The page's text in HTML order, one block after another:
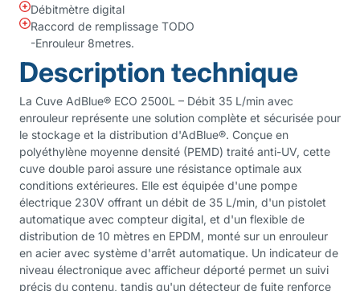
Débitmètre digital
Raccord de remplissage TODO
-Enrouleur 8metres.
Description technique
La Cuve AdBlue® ECO 2500L – Débit 35 L/min avec
enrouleur représente une solution complète et sécurisée pour
le stockage et la distribution d'AdBlue®. Conçue en
polyéthylène moyenne densité (PEMD) traité anti-UV, cette
cuve double paroi assure une résistance optimale aux
conditions extérieures. Elle est équipée d'une pompe
électrique 230V offrant un débit de 35 L/min, d'un pistolet
automatique avec compteur digital, et d'un flexible de
distribution de 10 mètres en EPDM, monté sur un enrouleur
en acier avec système d'arrêt automatique. Un indicateur de
niveau électronique avec afficheur déporté permet un suivi
précis du contenu, tandis qu'un détecteur de fuite renforce